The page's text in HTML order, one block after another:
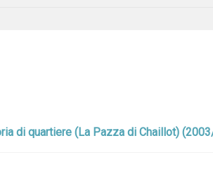
di quartiere (La Pazza di Chaillot)